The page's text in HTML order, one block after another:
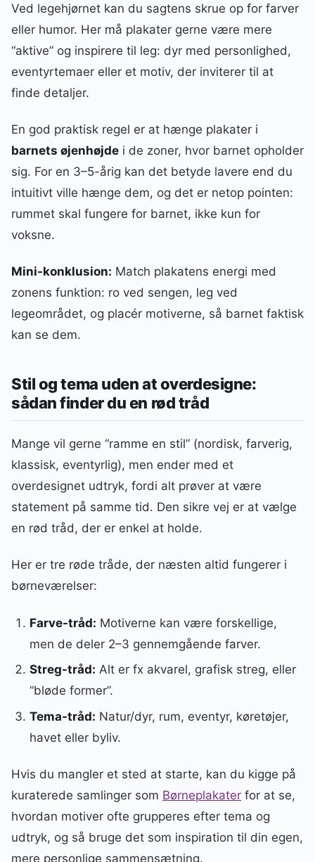
Ved legehjørnet kan du sagtens skrue op for farver
eller humor. Her må plakater gerne være mere
“aktive” og inspirere til leg: dyr med personlighed,
eventyrtemaer eller et motiv, der inviterer til at
finde detaljer.
En god praktisk regel er at hænge plakater i
barnets øjenhøjde i de zoner, hvor barnet opholder
sig. For en 3–5-årig kan det betyde lavere end du
intuitivt ville hænge dem, og det er netop pointen:
rummet skal fungere for barnet, ikke kun for
voksne.
Mini-konklusion: Match plakatens energi med
zonens funktion: ro ved sengen, leg ved
legeområdet, og placér motiverne, så barnet faktisk
kan se dem.
Stil og tema uden at overdesigne:
sådan finder du en rød tråd
Mange vil gerne “ramme en stil” (nordisk, farverig,
klassisk, eventyrlig), men ender med et
overdesignet udtryk, fordi alt prøver at være
statement på samme tid. Den sikre vej er at vælge
en rød tråd, der er enkel at holde.
Her er tre røde tråde, der næsten altid fungerer i
børneværelser:
Farve-tråd: Motiverne kan være forskellige,
men de deler 2–3 gennemgående farver.
Streg-tråd: Alt er fx akvarel, grafisk streg, eller
“bløde former”.
Tema-tråd: Natur/dyr, rum, eventyr, køretøjer,
havet eller byliv.
Hvis du mangler et sted at starte, kan du kigge på
kuraterede samlinger som Børneplakater for at se,
hvordan motiver ofte grupperes efter tema og
udtryk, og så bruge det som inspiration til din egen,
mere personlige sammensætning.